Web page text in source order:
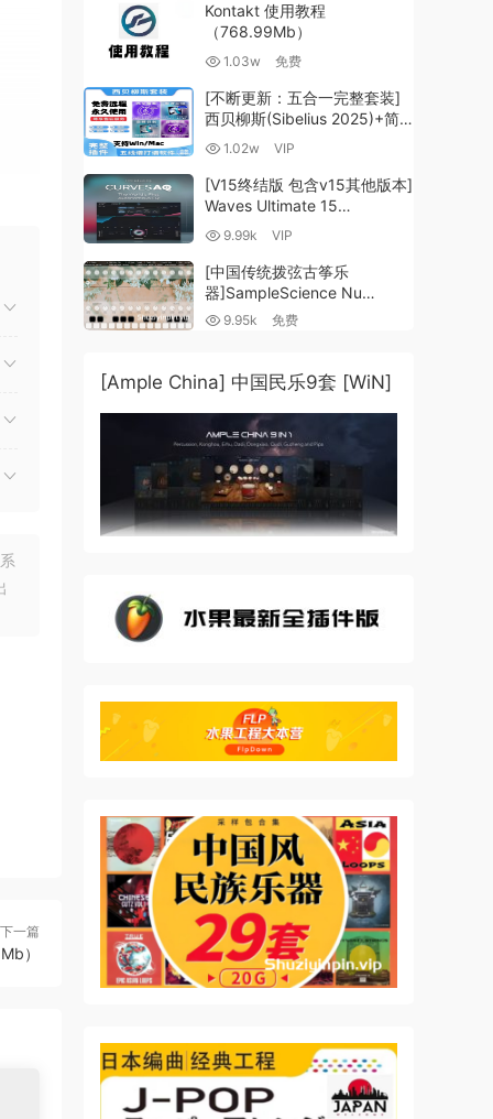
下一篇
）
Kontakt 使用教程
（768.99Mb）
1.03w 免费
[不断更新：五合一完整套装]
西贝柳斯(Sibelius 2025)+简
谱插件V8+图片识别+音频识别
MacOSX]（80.48GB+）
1.02w VIP
[V15终结版 包含v15其他版本]
Waves Ultimate 15
v25.05.27+一键安装版+安装
MacOSX]
（4.1GB+10.2GB+9.6GB）
9.99k VIP
[中国传统拨弦古筝乐
器]SampleScience Nu
Guzheng v2.0 x64 VST
9.95k 免费
[Ample China] 中国民乐9套 [WiN]